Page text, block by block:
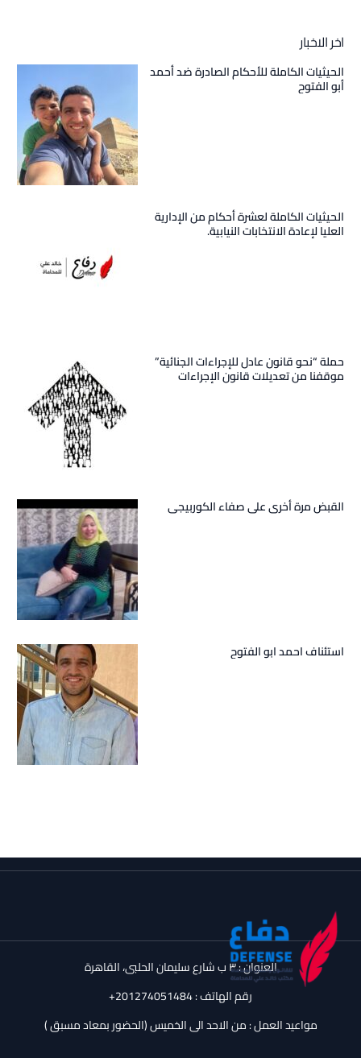
اخر الاخبار
الحيثيات الكاملة للأحكام الصادرة ضد أحمد
أبو الفتوح
الحيثيات الكاملة لعشرة أحكام من الإدارية
العليا لإعادة الانتخابات النيابية.
حملة “نحو قانون عادل للإجراءات الجنائية”
موقفنا من تعديلات قانون الإجراءات
القبض مرة أخرى على صفاء الكوربيجى
استئناف احمد ابو الفتوح
العنوان : ٣ ب شارع سليمان الحلبى، القاهرة
رقم الهاتف : ‪+201274051484‬
مواعيد العمل : من الاحد الى الخميس (الحضور بمعاد مسبق )